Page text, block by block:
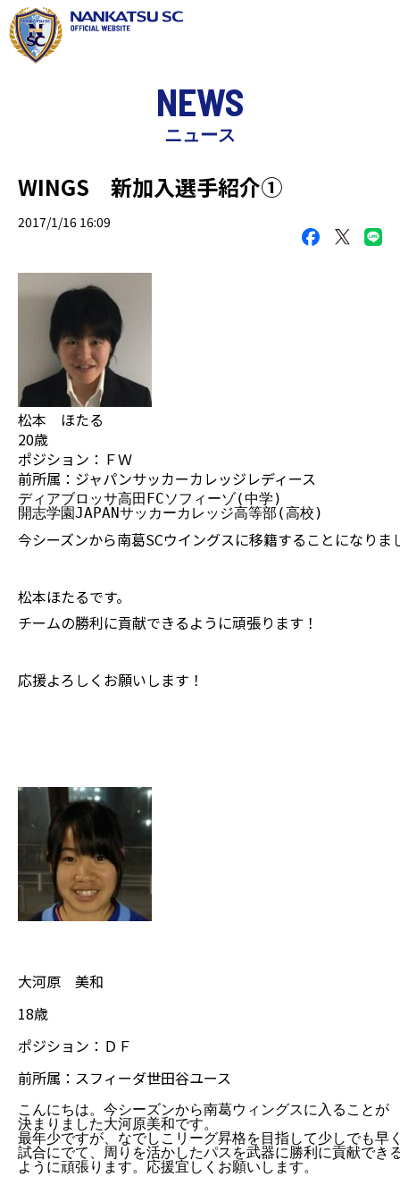
NEWS
ニュース
WINGS 新加入選手紹介①
2017/1/16 16:09
松本 ほたる
20歳
ポジション：ＦＷ
前所属：ジャパンサッカーカレッジレディース
ディアブロッサ高田FCソフィーゾ(中学)
開志学園JAPANサッカーカレッジ高等部(高校)
今シーズンから南葛SCウイングスに移籍することになりま
松本ほたるです。
チームの勝利に貢献できるように頑張ります！
応援よろしくお願いします！
大河原 美和
18歳
ポジション：ＤＦ
前所属：スフィーダ世田谷ユース
こんにちは。今シーズンから南葛ウィングスに入ることが
決まりました大河原美和です。
最年少ですが、なでしこリーグ昇格を目指して少しでも早
ように頑張ります。応援宜しくお願いします。